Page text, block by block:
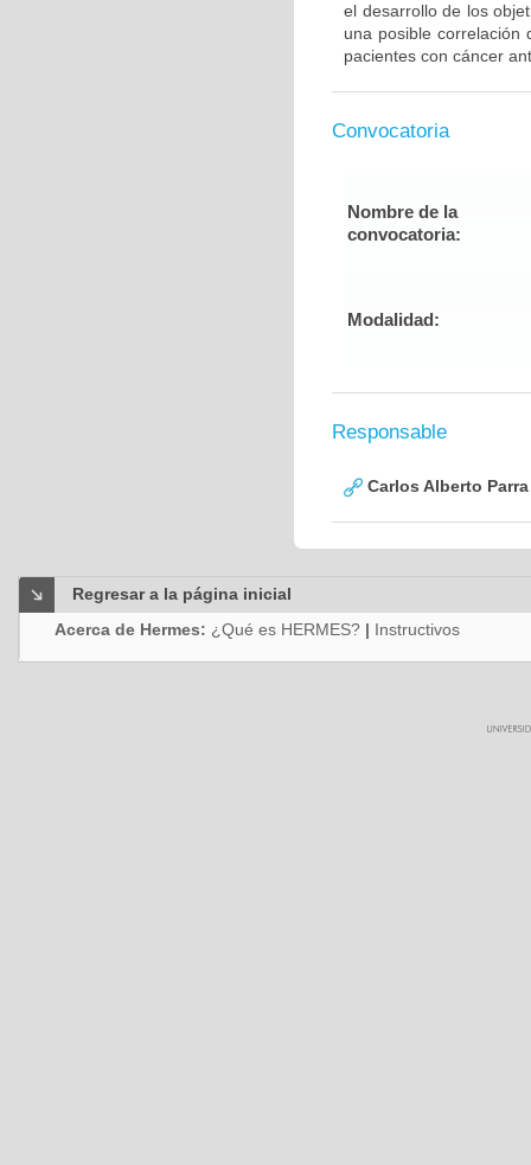
el desarrollo de los
una posible correlación
pacientes con cáncer
Convocatoria
Nombre de la
convocatoria:
Modalidad:
Responsable
Carlos Alberto
Regresar a la página inicial
Acerca de Hermes: ¿Qué es HERMES? | Instructivos